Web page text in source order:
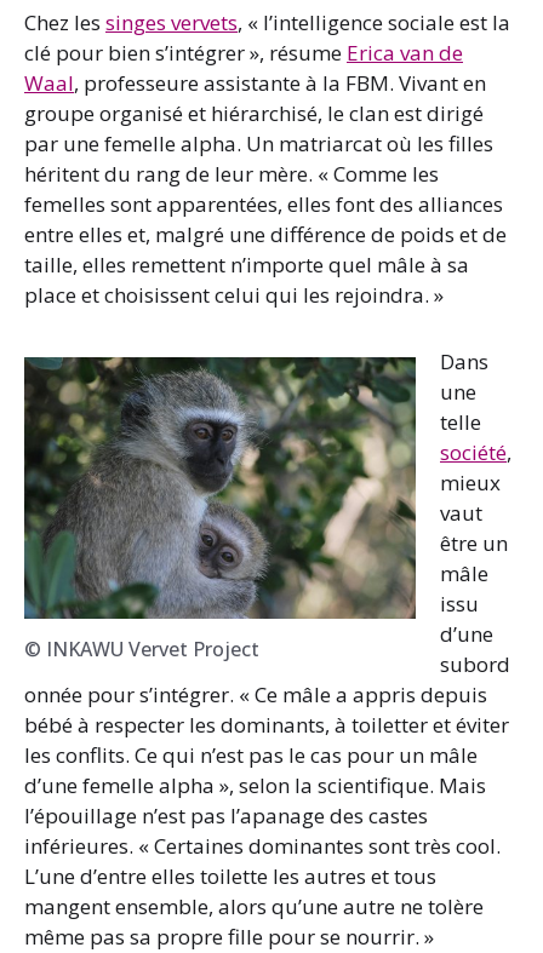
Chez les singes vervets, « l’intelligence sociale est la
clé pour bien s’intégrer », résume Erica van de
Waal, professeure assistante à la FBM. Vivant en
groupe organisé et hiérarchisé, le clan est dirigé
par une femelle alpha. Un matriarcat où les filles
héritent du rang de leur mère. « Comme les
femelles sont apparentées, elles font des alliances
entre elles et, malgré une différence de poids et de
taille, elles remettent n’importe quel mâle à sa
place et choisissent celui qui les rejoindra. »
© INKAWU Vervet Project
Dans
une
telle
société,
mieux
vaut
être un
mâle
issu
d’une
subord
onnée pour s’intégrer. « Ce mâle a appris depuis
bébé à respecter les dominants, à toiletter et éviter
les conflits. Ce qui n’est pas le cas pour un mâle
d’une femelle alpha », selon la scientifique. Mais
l’épouillage n’est pas l’apanage des castes
inférieures. « Certaines dominantes sont très cool.
L’une d’entre elles toilette les autres et tous
mangent ensemble, alors qu’une autre ne tolère
même pas sa propre fille pour se nourrir. »